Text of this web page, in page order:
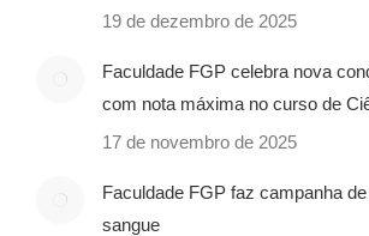
19 de dezembro de 2025
Faculdade FGP celebra nova
com nota máxima no curso de
17 de novembro de 2025
Faculdade FGP faz campanha
sangue